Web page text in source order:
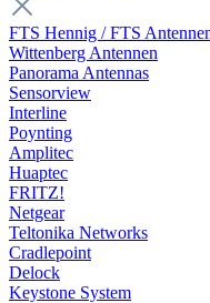
FTS Hennig / FTS
Wittenberg Antennen
Panorama Antennas
Sensorview
Interline
Poynting
Amplitec
Huaptec
FRITZ!
Netgear
Teltonika Networks
Cradlepoint
Delock
Keystone System